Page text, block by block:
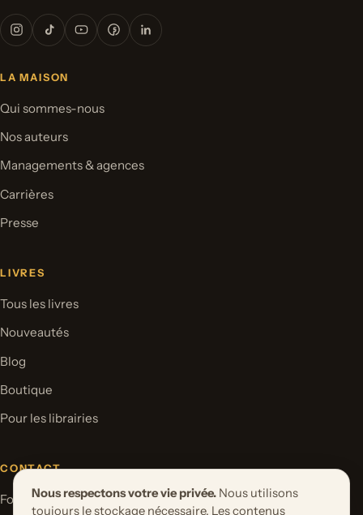
LA MAISON
Qui sommes-nous
Nos auteurs
Managements & agences
Carrières
Presse
LIVRES
Tous les livres
Nouveautés
Blog
Boutique
Pour les librairies
CONTACT
Formulaire de contact
Nous respectons votre vie privée. Nous utilisons
toujours le stockage nécessaire. Les contenus